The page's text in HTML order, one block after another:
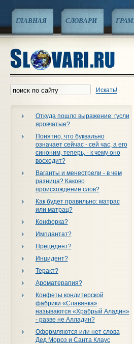
ГЛАВНАЯ СЛОВАРИ
Искать!
Откуда пошло выражение: гусли
яровчатые?
Понятно, что буквально
означает сейчас - сей час, а его
синоним, теперь, - к чему оно
восходит?
Ваганты и менестрели - в чем
разница? Каково
происхождение слов?
Как будет правильно: матрас
или матрац?
Конфорка?
Имплантат?
Прецедент?
Инцидент?
Теракт?
Ароматерапия?
Конфеты кондитерской
фабрики «Славянка»
называются «Храбрый Аладин»
- разве не Алладин?
Оформляются или нет слова
Дед Мороз и Санта Клаус